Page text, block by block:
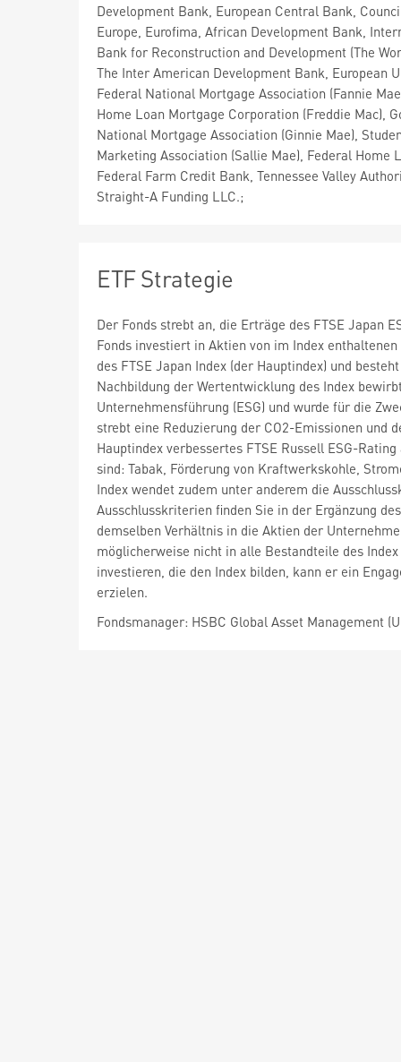
Development Bank, European Central Bank,
Europe, Eurofima, African Development Bank,
Bank for Reconstruction and Development (The
The Inter American Development Bank, European
Federal National Mortgage Association (Fannie
Home Loan Mortgage Corporation (Freddie Mac),
National Mortgage Association (Ginnie Mae),
Marketing Association (Sallie Mae), Federal Home
Federal Farm Credit Bank, Tennessee Valley
Straight-A Funding LLC.;
ETF Strategie
Der Fonds strebt an, die Erträge des FTSE Japan
Fonds investiert in Aktien von im Index
des FTSE Japan Index (der Hauptindex) und
Nachbildung der Wertentwicklung des Index
Unternehmensführung (ESG) und wurde für die
strebt eine Reduzierung der CO2-Emissionen und
Hauptindex verbessertes FTSE Russell ESG-
sind: Tabak, Förderung von Kraftwerkskohle,
Index wendet zudem unter anderem die
Ausschlusskriterien finden Sie in der Ergänzung
demselben Verhältnis in die Aktien der
möglicherweise nicht in alle Bestandteile des
investieren, die den Index bilden, kann er ein
erzielen.
Fondsmanager: HSBC Global Asset Management